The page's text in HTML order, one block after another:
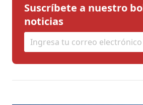
Suscríbete a nuestro
noticias